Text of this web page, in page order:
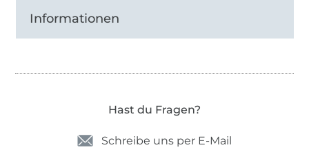
Informationen
Hast du Fragen?
Schreibe uns per E-Mail